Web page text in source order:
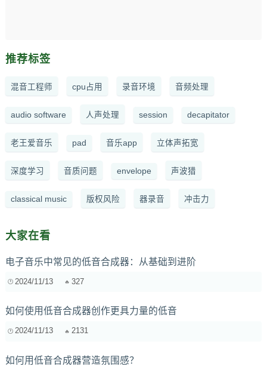
推荐标签
混音工程师 cpu占用 录音环境 音频处理
audio software 人声处理 session decapitator
老王爱音乐 pad 音乐app 立体声拓宽
深度学习 音质问题 envelope 声波猎
classical music 版权风险 器录音 冲击力
大家在看
电子音乐中常见的低音合成器：从基础到进阶
2024/11/13 327
如何使用低音合成器创作更具力量的低音
2024/11/13 2131
如何用低音合成器营造氛围感？